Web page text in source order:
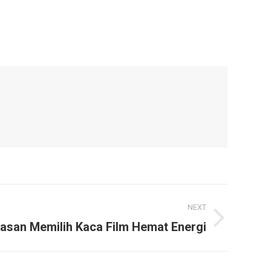
NEXT
Memilih Kaca Film Hemat Energi